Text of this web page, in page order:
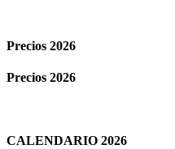
Precios 2026
Precios 2026
CALENDARIO 2026